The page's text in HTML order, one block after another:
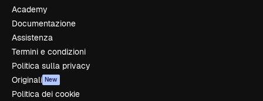
Academy
Documentazione
Assistenza
Termini e condizioni
Politica sulla privacy
Originali New
Politica dei cookie